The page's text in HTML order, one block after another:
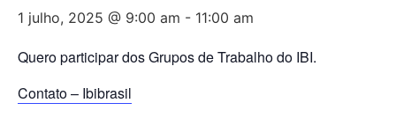
1 julho, 2025 @ 9:00 am - 11:00 am
Quero participar dos Grupos de Trabalho do IBI.
Contato – Ibibrasil